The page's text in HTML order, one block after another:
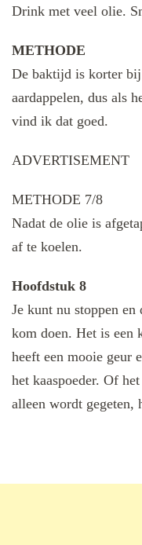
Drink met veel olie.
METHODE
De baktijd is korter
aardappelen, dus als
vind ik dat goed.
ADVERTISEMENT
METHODE 7/8
Nadat de olie is
af te koelen.
Hoofdstuk 8
Je kunt nu stoppen en
kom doen. Het is een
heeft een mooie geur
het kaaspoeder. Of
alleen wordt gegeten,